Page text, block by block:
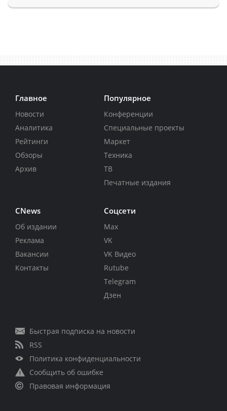
Главное
Новости
Аналитика
Рейтинги
Обзоры
Архив
Популярное
Конференции
Специальные проекты
Маркет
Техника
ТВ
Печатные издания
CNews
Об издании
Реклама
Вакансии
Контакты
Соцсети
Max
VK
VK Видео
Rutube
Telegram
Дзен
Быстрая подписка на новости
RSS
Политика конфиденциальности
Сообщить об ошибке
Правовая информация